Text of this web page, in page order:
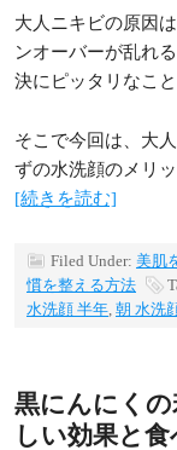
大人ニキビの原因
ンオーバーが乱れ
決にピッタリなこ
そこで今回は、大
ずの水洗顔のメリ
[続きを読む]
Filed Under: 美肌
慣を整える方法
水洗顔 半年, 朝 水洗
黒にんにく
しい効果と食